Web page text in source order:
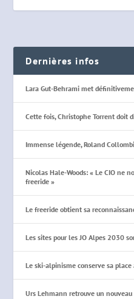
Dernières infos
Lara Gut-Behrami met
Cette fois, Christophe Torrent doit
Immense légende, Roland
Nicolas Hale-Woods: « Le CIO ne
freeride »
Le freeride obtient sa
Les sites pour les JO Alpes 2030
Le ski-alpinisme conserve sa place
Urs Lehmann retrouve un nouveau